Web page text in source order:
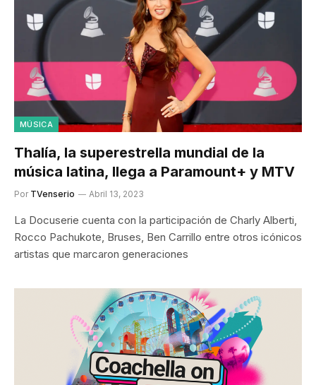
MÚSICA
Thalía, la superestrella mundial de la
música latina, llega a Paramount+ y MTV
Por TVenserio Abril 13, 2023
La Docuserie cuenta con la participación de Charly Alberti,
Rocco Pachukote, Bruses, Ben Carrillo entre otros icónicos
artistas que marcaron generaciones